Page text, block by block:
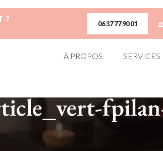
?
06 37 77 90 01
À PROPOS SERVICES